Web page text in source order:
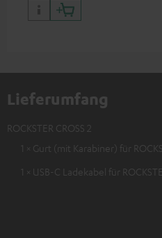
Lieferumfang
ROCKSTER CROSS 2
1 × Gurt (mit Karabiner) für
1 × USB-C Ladekabel für